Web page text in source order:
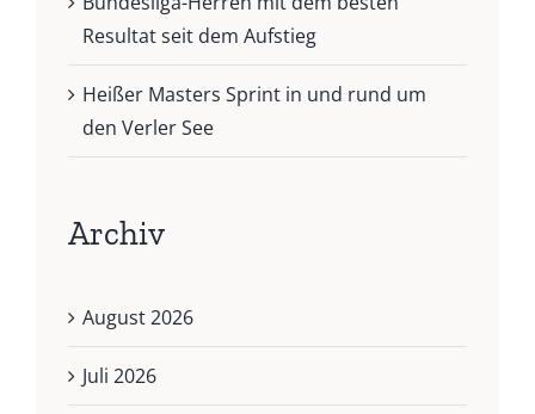
Resultat seit dem Aufstieg
Heißer Masters Sprint in und rund um
den Verler See
Archiv
August 2026
Juli 2026